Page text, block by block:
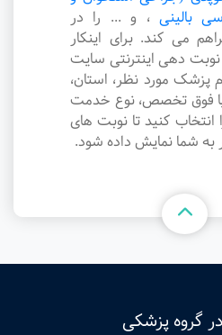
بالینی ، و ... را در
می کند. برای اینکار
دهی اینترنتی سایت
پزشک مورد نظر، استان،
فوق تخصص، نوع خدمت
کنید تا نوبت های
به شما نمایش داده شود.
گروه پزشکی